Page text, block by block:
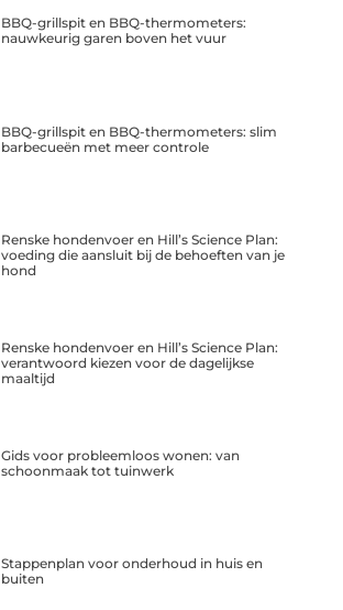
BBQ-grillspit en BBQ-thermometers:
nauwkeurig garen boven het vuur
BBQ-grillspit en BBQ-thermometers: slim
barbecueën met meer controle
Renske hondenvoer en Hill’s Science Plan:
voeding die aansluit bij de behoeften van je
hond
Renske hondenvoer en Hill’s Science Plan:
verantwoord kiezen voor de dagelijkse
maaltijd
Gids voor probleemloos wonen: van
schoonmaak tot tuinwerk
Stappenplan voor onderhoud in huis en
buiten